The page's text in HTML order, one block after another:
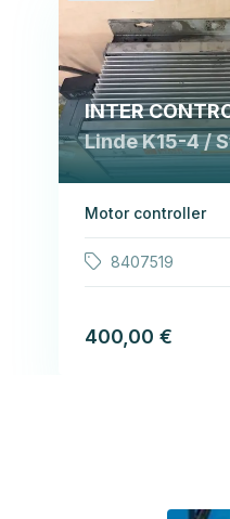
INTER
Linde K15-4 /
Motor controller
8407519
400,00 €